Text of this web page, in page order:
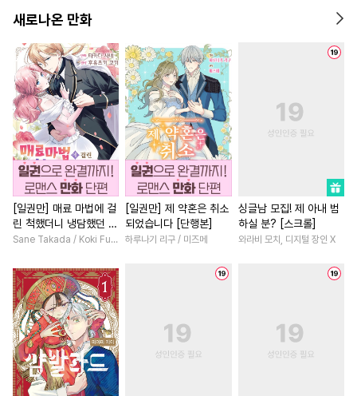
#순정수 #친구>연인
#배틀연애 #유혹
#이세계물 #미인공
#짝사랑 #사랑꾼공
#능욕공 # 순진수 #수인
#무심공 #OO버스
#문란공 #수인수
#수한정다정공 #
미남수
#리맨물 #또라이공
#유혹수 #다공일수
#계략수 #명랑수
#달달물 #헌신공
#다각관계 #초딩공
동거
#능력수 #철벽수
#첫경험 #현대
#
#철벽녀 #다정남
#연상연하
#
#
#부부
무심남 #복수 #선후배
계략남 #절륜남
#
#
환생물
역사/시대물 #현대물
새로나온 만화
[일권만] 매료 마법에 걸
린 척했더니 냉담했던 약
혼자가 맹목적인 사랑꾼Sane Takada / Koki Fuyutsuki
[일권만] 제 약혼은 취소
되었습니다 [단행본]
하루나기 리구 / 미즈메
싱글남 모집! 제 아내 범
하실 분? [스크롤]
와라비 모치, 디지털 장인 X